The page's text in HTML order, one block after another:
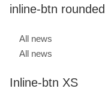
inline-btn
All news
All news
Inline-btn XS